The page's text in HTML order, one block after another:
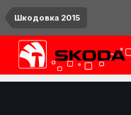
Шкодовка 2015